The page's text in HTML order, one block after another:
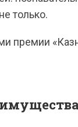
только.
премии